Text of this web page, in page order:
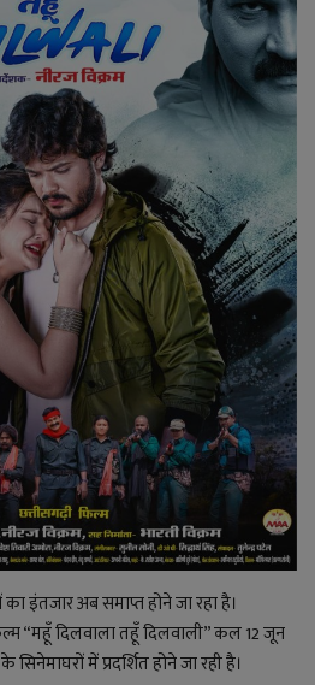
का इंतजार अब समाप्त होने जा रहा है।
“महूँ दिलवाला तहूँ दिलवाली” कल 12 जून
में प्रदर्शित होने जा रही है।